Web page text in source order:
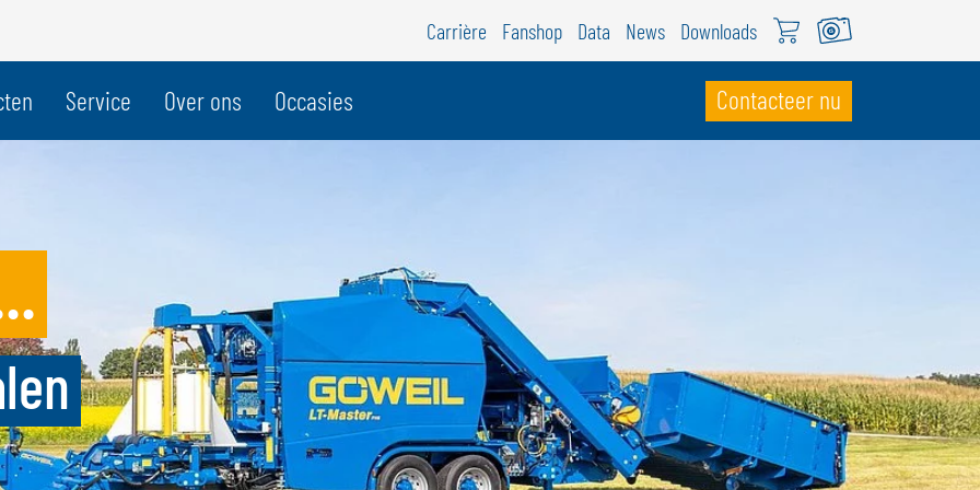
DEUTSCH
FRANÇAIS
Carrière Fanshop Data News Downloads
Service Over ons Occasies Contacteer nu